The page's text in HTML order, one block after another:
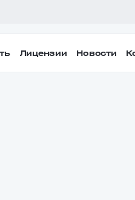
Лицензии Новости